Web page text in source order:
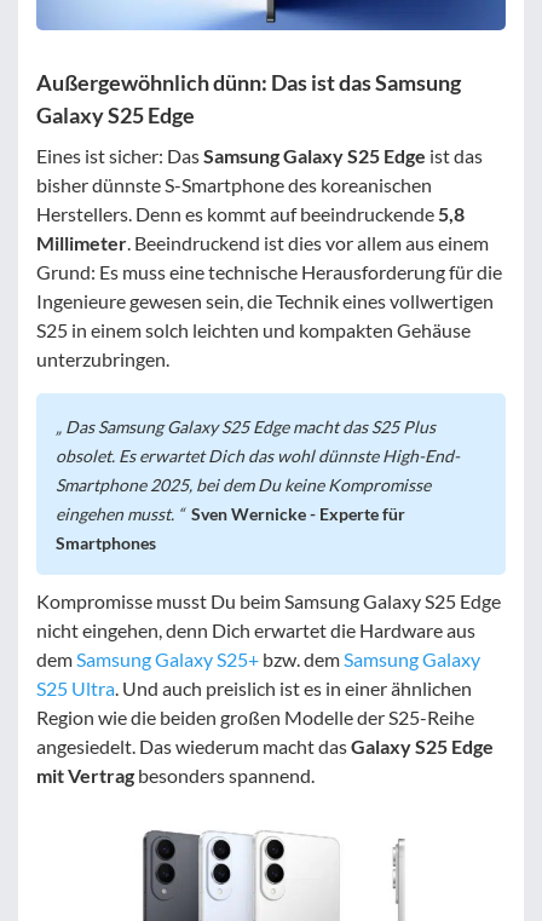
Außergewöhnlich dünn: Das ist das Samsung
Galaxy S25 Edge
Eines ist sicher: DasSamsung Galaxy S25 Edge ist das
bisher dünnste S-Smartphone des koreanischen
Herstellers. Denn es kommt auf beeindruckende5,8
Millimeter. Beeindruckend ist dies vor allem aus einem
Grund: Es muss eine technische Herausforderung für die
Ingenieure gewesen sein, die Technik eines vollwertigen
S25 in einem solch leichten und kompakten Gehäuse
unterzubringen.
Das Samsung Galaxy S25 Edge macht das S25 Plus
obsolet. Es erwartet Dich das wohl dünnste High-End-
Smartphone 2025, bei dem Du keine Kompromisse
eingehen musst.
Sven Wernicke - Experte für
Smartphones
Kompromisse musst Du beim Samsung Galaxy S25 Edge
nicht eingehen, denn Dich erwartet die Hardware aus
demSamsung Galaxy S25+ bzw. demSamsung Galaxy
S25 Ultra. Und auch preislich ist es in einer ähnlichen
Region wie die beiden großen Modelle der S25-Reihe
angesiedelt. Das wiederum macht dasGalaxy S25 Edge
mit Vertrag besonders spannend.